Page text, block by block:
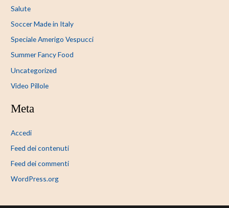
Salute
Soccer Made in Italy
Speciale Amerigo Vespucci
Summer Fancy Food
Uncategorized
Video Pillole
Meta
Accedi
Feed dei contenuti
Feed dei commenti
WordPress.org